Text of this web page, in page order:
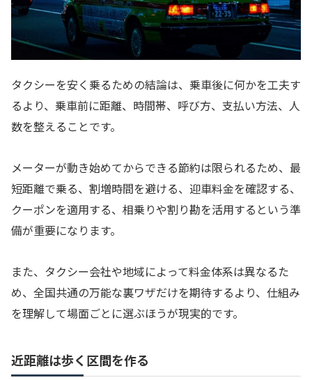
タクシーを安く乗るための結論は、乗車後に何かを工夫す
るより、乗車前に距離、時間帯、呼び方、支払い方法、人
数を整えることです。
メーターが動き始めてからできる節約は限られるため、最
短距離で乗る、割増時間を避ける、迎車料金を確認する、
クーポンを適用する、相乗りや割り勘を活用するという準
備が重要になります。
また、タクシー会社や地域によって料金体系は異なるた
め、全国共通の万能な裏ワザだけを期待するより、仕組み
を理解して場面ごとに選ぶほうが現実的です。
近距離は歩く区間を作る